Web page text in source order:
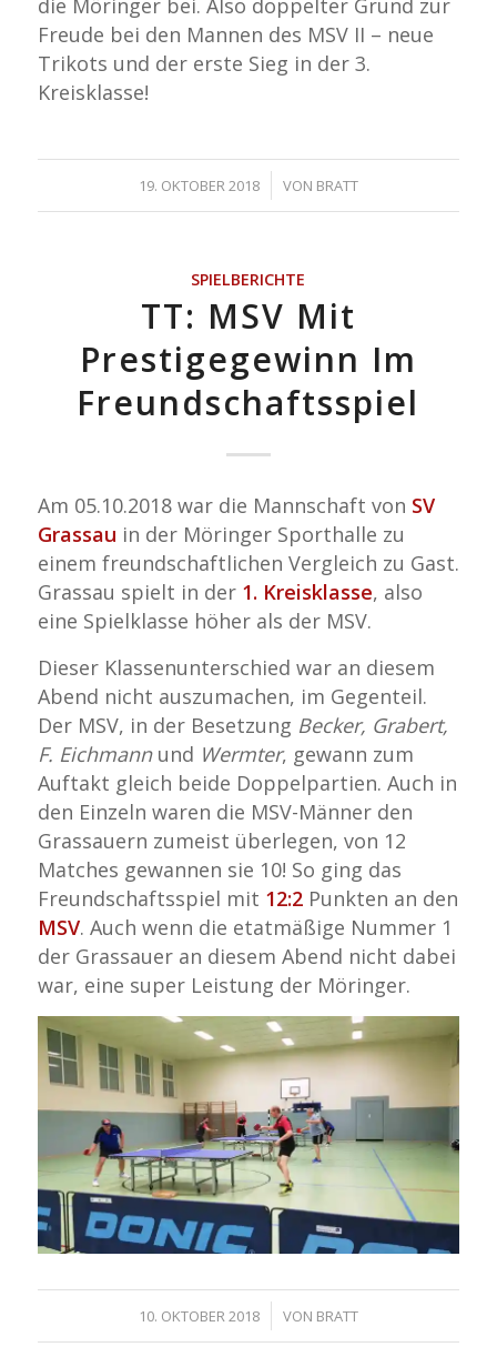
die Möringer bei. Also doppelter Grund zur
Freude bei den Mannen des MSV II – neue
Trikots und der erste Sieg in der 3.
Kreisklasse!
19. OKTOBER 2018
/ VON BRATT
SPIELBERICHTE
TT: MSV Mit
Prestigegewinn Im
Freundschaftsspiel
Am 05.10.2018 war die Mannschaft von SV
Grassau in der Möringer Sporthalle zu
einem freundschaftlichen Vergleich zu Gast.
Grassau spielt in der 1. Kreisklasse, also
eine Spielklasse höher als der MSV.
Dieser Klassenunterschied war an diesem
Abend nicht auszumachen, im Gegenteil.
Der MSV, in der Besetzung Becker, Grabert,
F. Eichmannund Wermter, gewann zum
Auftakt gleich beide Doppelpartien. Auch in
den Einzeln waren die MSV-Männer den
Grassauern zumeist überlegen, von 12
Matches gewannen sie 10! So ging das
Freundschaftsspiel mit 12:2Punkten an den
MSV. Auch wenn die etatmäßige Nummer 1
der Grassauer an diesem Abend nicht dabei
war, eine super Leistung der Möringer.
10. OKTOBER 2018
/ VON BRATT